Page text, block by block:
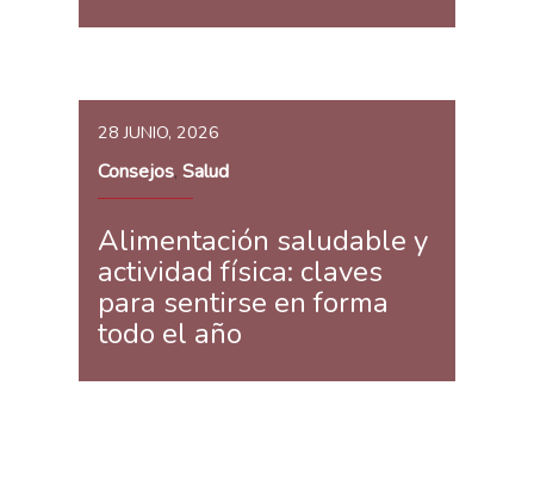
28 JUNIO, 2026
Consejos, Salud
Alimentación saludable y
actividad física: claves
para sentirse en forma
todo el año